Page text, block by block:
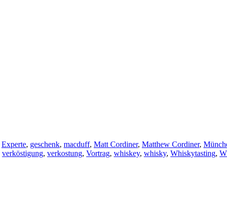
Experte, geschenk, macduff, Matt Cordiner, Matthew Cordiner,
verköstigung, verkostung, Vortrag, whiskey, whisky, Whiskytasting,